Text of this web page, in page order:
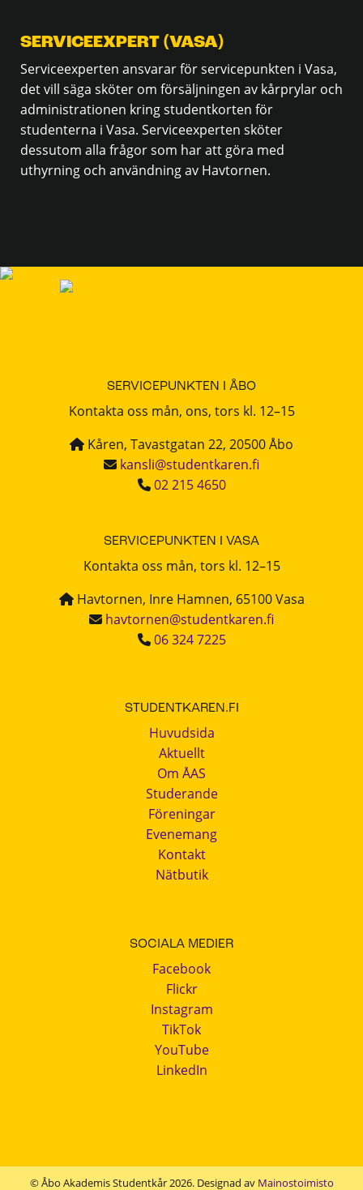
SERVICEEXPERT (VASA)
Serviceexperten ansvarar för servicepunkten i Vasa,
det vill säga sköter om försäljningen av kårprylar och
administrationen kring studentkorten för
studenterna i Vasa. Serviceexperten sköter
dessutom alla frågor som har att göra med
uthyrning och användning av Havtornen.
SERVICEPUNKTEN I ÅBO
Kontakta oss mån, ons, tors kl. 12–15
Kåren, Tavastgatan 22, 20500 Åbo
kansli@studentkaren.fi
02 215 4650
SERVICEPUNKTEN I VASA
Kontakta oss mån, tors kl. 12–15
Havtornen, Inre Hamnen, 65100 Vasa
havtornen@studentkaren.fi
06 324 7225
STUDENTKAREN.FI
Huvudsida
Aktuellt
Om ÅAS
Studerande
Föreningar
Evenemang
Kontakt
Nätbutik
SOCIALA MEDIER
Facebook
Flickr
Instagram
TikTok
YouTube
LinkedIn
© Åbo Akademis Studentkår 2026. Designad av Mainostoimisto